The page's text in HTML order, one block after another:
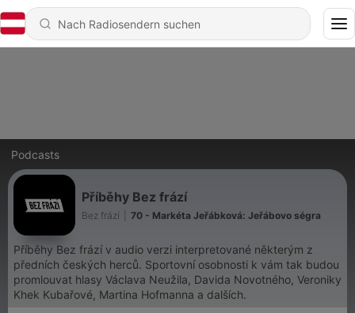
Podcasts
Příběhy Bez frází
Bez frází 70 - Markéta Jeřábková: Jeřábovo ségra
Příběhy Bez frází v audio verzi interpretované některým z
předních českých herců. Sportovní osobnosti k vám tak budou
promlouvat hlasy Václava Neužila, Davida Novotného, Veroniky
Khek Kubařové, Martina Hofmanna a dalších.